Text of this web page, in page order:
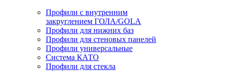
Профили с внутренним
закруглением ГОЛА/GOLA
Профили для нижних баз
Профили для стеновых панелей
Профили универсальные
Система КАТО
Профили для стекла